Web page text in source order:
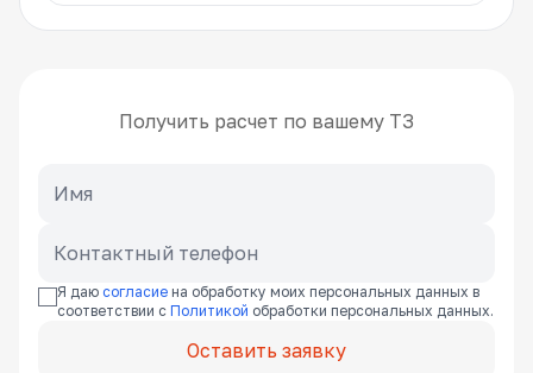
Получить расчет по вашему ТЗ
Я даю согласие на обработку моих персональных данных в
соответствии с Политикой обработки персональных данных.
Оставить заявку